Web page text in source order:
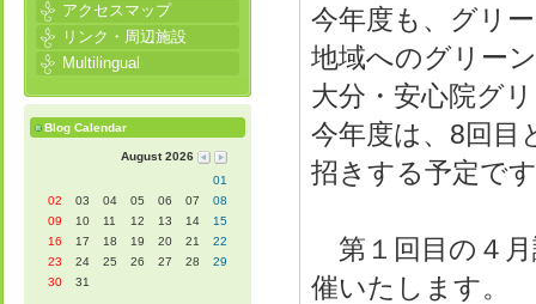
今年度も、グリ
地域へのグリー
大分・安心院グ
今年度は、8回目
招きする予定で
第１回目の４月
催いたします。
アクセスマップ
リンク・周辺施設
Multilingual
Blog Calendar
August 2026
01
02
03 04 05 06 07
08
09
10 11 12 13 14
15
16
17 18 19 20 21
22
23
24 25 26 27 28
29
30
31